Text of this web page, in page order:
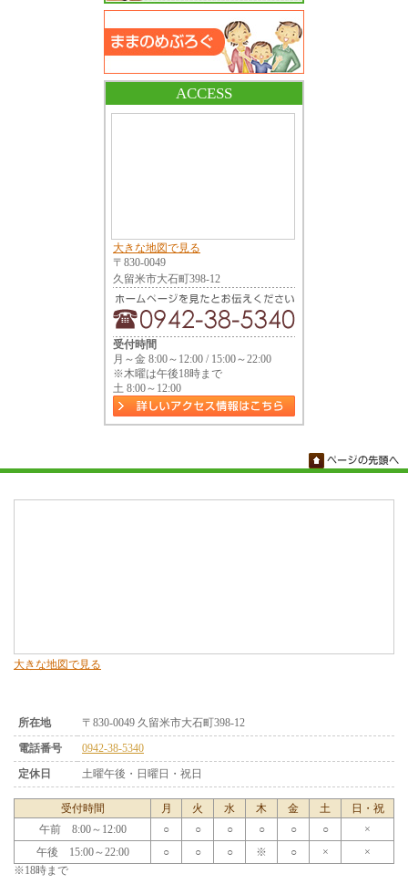
ACCESS
大きな地図で見る
〒830-0049
久留米市大石町398-12
受付時間
月～金 8:00～12:00 / 15:00～22:00
※木曜は午後18時まで
土 8:00～12:00
大きな地図で見る
所在地
〒830-0049 久留米市大石町398-12
電話番号
0942-38-5340
定休日
土曜午後・日曜日・祝日
受付時間 月 火 水 木 金 土
日・祝
午前 8:00～12:00
○ ○ ○ ○ ○ ○
×
午後 15:00～22:00
○ ○ ○ ※ ○ ×
×
※18時まで